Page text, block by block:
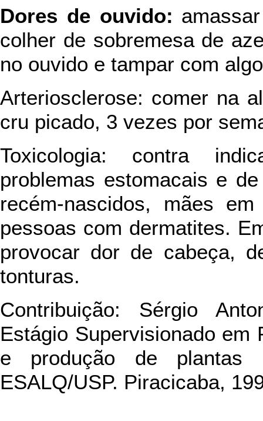
Dores de ouvido:
colher de sobremesa de
no ouvido e tampar com
Arteriosclerose: comer na
cru picado, 3 vezes por
Toxicologia: contra
problemas estomacais e
recém-nascidos, mães
pessoas com dermatites.
provocar dor de cabeça,
tonturas.
Contribuição: Sérgio
Estágio Supervisionado em
e produção de plantas
ESALQ/USP. Piracicaba,